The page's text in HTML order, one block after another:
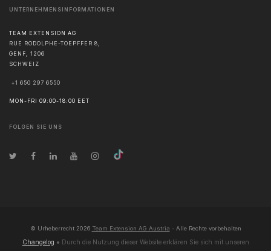
UNTERNEHMENSINFORMATIONEN
TEAM EXTENSION AG
RUE RODOLPHE-TOEPFFER 8,
GENF, 1206
SCHWEIZ
+1 650 297 6550
MON-FRI 09:00-18:00 EET
FOLGEN SIE UNS
© Urheberrecht 2026 Team Extension AG Austria - Alle Rechte vorbehalten
Changelog ● Durch die Nutzung dieser Website erklären Sie sich mit unseren